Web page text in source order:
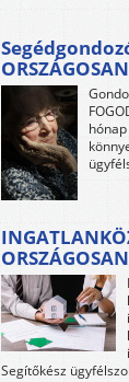
ORSZÁGOSAN
ORSZÁGOSAN
Segítőkész